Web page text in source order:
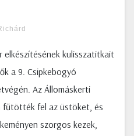
elkészítésének kulisszatitkait
a 9. Csipkebogyó
Az Állomáskerti
fűtötték fel az üstöket, és
szorgos kezek,